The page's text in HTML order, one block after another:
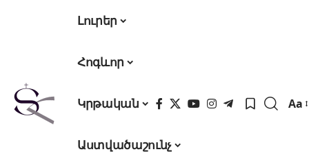
Լուրեր
Հոգևոր
Կրթական
Աստվածաշունչ
Aa